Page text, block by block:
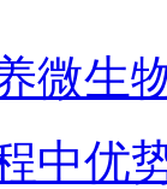
微生
中优